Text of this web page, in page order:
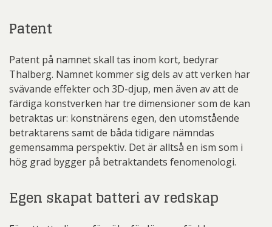
Patent
Patent på namnet skall tas inom kort, bedyrar
Thalberg. Namnet kommer sig dels av att verken har
svävande effekter och 3D-djup, men även av att de
färdiga konstverken har tre dimensioner som de kan
betraktas ur: konstnärens egen, den utomstående
betraktarens samt de båda tidigare nämndas
gemensamma perspektiv. Det är alltså en ism som i
hög grad bygger på betraktandets fenomenologi.
Egen skapat batteri av redskap